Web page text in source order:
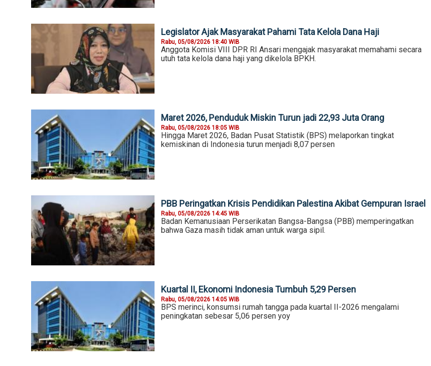
Legislator Ajak Masyarakat Pahami Tata Kelola Dana Haji
Rabu, 05/08/2026 18:40 WIB
Anggota Komisi VIII DPR RI Ansari mengajak masyarakat memahami secara
utuh tata kelola dana haji yang dikelola BPKH.
Maret 2026, Penduduk Miskin Turun jadi 22,93 Juta Orang
Rabu, 05/08/2026 18:05 WIB
Hingga Maret 2026, Badan Pusat Statistik (BPS) melaporkan tingkat
kemiskinan di Indonesia turun menjadi 8,07 persen
PBB Peringatkan Krisis Pendidikan Palestina Akibat Gempuran Israel
Rabu, 05/08/2026 14:45 WIB
Badan Kemanusiaan Perserikatan Bangsa-Bangsa (PBB) memperingatkan
bahwa Gaza masih tidak aman untuk warga sipil.
Kuartal II, Ekonomi Indonesia Tumbuh 5,29 Persen
Rabu, 05/08/2026 14:05 WIB
BPS merinci, konsumsi rumah tangga pada kuartal II-2026 mengalami
peningkatan sebesar 5,06 persen yoy